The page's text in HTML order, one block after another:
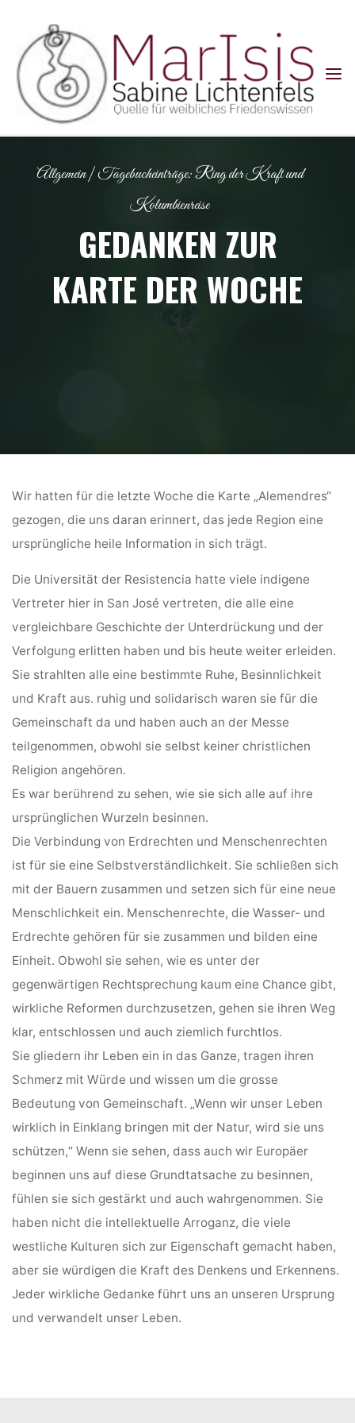
content
Allgemein|Tagebucheinträge: Ring der Kraft und
Kolumbienreise
GEDANKEN ZUR
KARTE DER WOCHE
Wir hatten für die letzte Woche die Karte „Alemendres“
gezogen, die uns daran erinnert, das jede Region eine
ursprüngliche heile Information in sich trägt.
Die Universität der Resistencia hatte viele indigene
Vertreter hier in San José vertreten, die alle eine
vergleichbare Geschichte der Unterdrückung und der
Verfolgung erlitten haben und bis heute weiter erleiden.
Sie strahlten alle eine bestimmte Ruhe, Besinnlichkeit
und Kraft aus. ruhig und solidarisch waren sie für die
Gemeinschaft da und haben auch an der Messe
teilgenommen, obwohl sie selbst keiner christlichen
Religion angehören.
Es war berührend zu sehen, wie sie sich alle auf ihre
ursprünglichen Wurzeln besinnen.
Die Verbindung von Erdrechten und Menschenrechten
ist für sie eine Selbstverständlichkeit. Sie schließen sich
mit der Bauern zusammen und setzen sich für eine neue
Menschlichkeit ein. Menschenrechte, die Wasser- und
Erdrechte gehören für sie zusammen und bilden eine
Einheit. Obwohl sie sehen, wie es unter der
gegenwärtigen Rechtsprechung kaum eine Chance gibt,
wirkliche Reformen durchzusetzen, gehen sie ihren Weg
klar, entschlossen und auch ziemlich furchtlos.
Sie gliedern ihr Leben ein in das Ganze, tragen ihren
Schmerz mit Würde und wissen um die grosse
Bedeutung von Gemeinschaft. „Wenn wir unser Leben
wirklich in Einklang bringen mit der Natur, wird sie uns
schützen,“ Wenn sie sehen, dass auch wir Europäer
beginnen uns auf diese Grundtatsache zu besinnen,
fühlen sie sich gestärkt und auch wahrgenommen. Sie
haben nicht die intellektuelle Arroganz, die viele
westliche Kulturen sich zur Eigenschaft gemacht haben,
aber sie würdigen die Kraft des Denkens und Erkennens.
Jeder wirkliche Gedanke führt uns an unseren Ursprung
und verwandelt unser Leben.